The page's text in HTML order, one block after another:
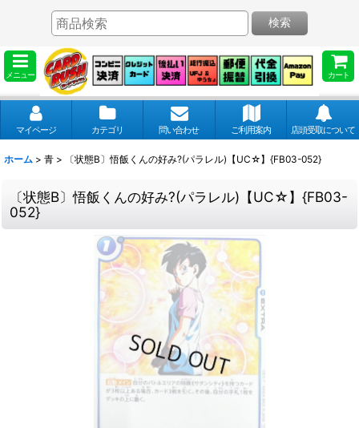
メニュー カート
検索
マイページ カテゴリ 問い合わせ ご利用案内 店頭受取について
ホーム > 青 > 〔状態B〕悟飯くんの好み?(パラレル)【UC☆】{FB03-052}
〔状態B〕悟飯くんの好み?(パラレル)【UC☆】{FB03-
052}